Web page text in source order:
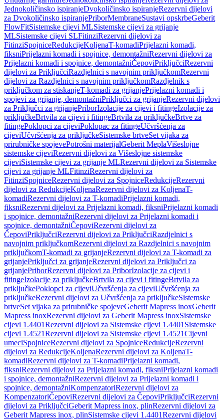
Jednokoličinsko ispiranjeDvokoličinsko ispiranjeRezervni dijelovi
za Dvokoličinsko ispiranjePriborMembraneSustavi opskrbeGeberit
FlowFitSistemske cijevi MLSistemske cijevi za grijanje
MLSistemske cijevi SLFitinziRezervni dijelovi za
FitinziSpojniceRedukcijeKoljenaT-komadiPrijelazni komadi,
fiksniPrijelazni komadi i spojnice, demontažniRezervni dijelovi za
Prijelazni komadi i spojnice, demontažniČepoviPriključciRezervni
dijelovi za PriključciRazdjelnici s navojnim priključkomRezervni
dijelovi za Razdjelnici s navojnim priključkomRazdjelnik s
priključkom za stiskanjeT-komadi za grijanjePrijelazni komadi i
spojevi za grijanje, demontažniPriključci za grijanjeRezervni dijelovi
za Priključci za grijanjePriborIzolacije za cijevi i fitingeIzolacije za
priključkeBrtvila za cijevi i fitingeBrtvila za priključkeBrtve za
fitingePoklopci za cijeviPoklopac za fitingeUčvršćenja za
cijeviUčvršćenja za priključkeSistemske brtveSet vijaka za
prirubničke spojevePotrošni materijalGeberit MeplaVišeslojne
sistemske cijeviRezervni dijelovi za Višeslojne sistemske
cijeviSistemske cijevi za grijanje MLRezervni dijelovi za Sistemske
cijevi za grijanje MLFitinziRezervni dijelovi za
FitinziSpojniceRezervni dijelovi za SpojniceRedukcijeRezervni
dijelovi za RedukcijeKoljenaRezervni dijelovi za KoljenaT-
komadiRezervni dijelovi za T-komadiPrijelazni komadi,
fiksniRezervni dijelovi za Prijelazni komadi, fiksniPrijelazni komadi
i spojnice, demontažniRezervni dijelovi za Prijelazni komadi i
spojnice, demontažniČepoviRezervni dijelovi za
ČepoviPriključciRezervni dijelovi za PriključciRazdjelnici s
navojnim priključkomRezervni dijelovi za Razdjelnici s navojnim
priključkomT-komadi za grijanjeRezervni dijelovi za T-komadi za
grijanjePriključci za grijanjeRezervni dijelovi za Priključci za
grijanjePriborRezervni dijelovi za PriborIzolacije za cijevi i
fitingeIzolacije za priključkeBrtvila za cijevi i fitingeBrtvila za
priključkePoklopci za cijeviUčvršćenja za cijeviUčvršćenja za
priključkeRezervni dijelovi za Učvršćenja za priključkeSistemske
brtveSet vijaka za prirubničke spojeveGeberit Mapress inoxGeberit
Mapress inoxRezervni dijelovi za Geberit Mapress inoxSistemske
cijevi 1.4401Rezervni dijelovi za Sistemske cijevi 1.4401 Sistemske
cijevi 1.4521Rezervni dijelovi za Sistemske cijevi 1.4521Cijevni
umeciSpojniceRezervni dijelovi za SpojniceRedukcijeRezervni
dijelovi za RedukcijeKoljenaRezervni dijelovi za KoljenaT-
komadiRezervni dijelovi za T-komadiPrijelazni komadi,
fiksniRezervni dijelovi za Prijelazni komadi, fiksniPrijelazni komadi
i spojnice, demontažniRezervni dijelovi za Prijelazni komadi i
spojnice, demontažniKompenzatoriRezervni dijelovi za
KompenzatoriČepoviRezervni dijelovi za ČepoviPriključciRezervni
dijelovi za PriključciGeberit Mapress inox, plinRezervni dijelovi za
Geberit Mapress inox, plinSistemske cijevi 1.4401Rezervni dijelovi